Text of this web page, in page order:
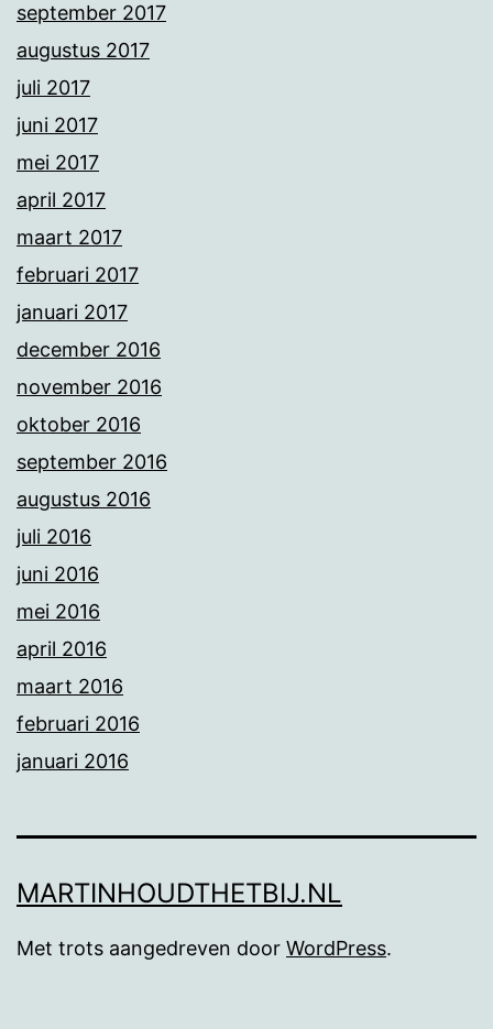
september 2017
augustus 2017
juli 2017
juni 2017
mei 2017
april 2017
maart 2017
februari 2017
januari 2017
december 2016
november 2016
oktober 2016
september 2016
augustus 2016
juli 2016
juni 2016
mei 2016
april 2016
maart 2016
februari 2016
januari 2016
MARTINHOUDTHETBIJ.NL
Met trots aangedreven door WordPress.